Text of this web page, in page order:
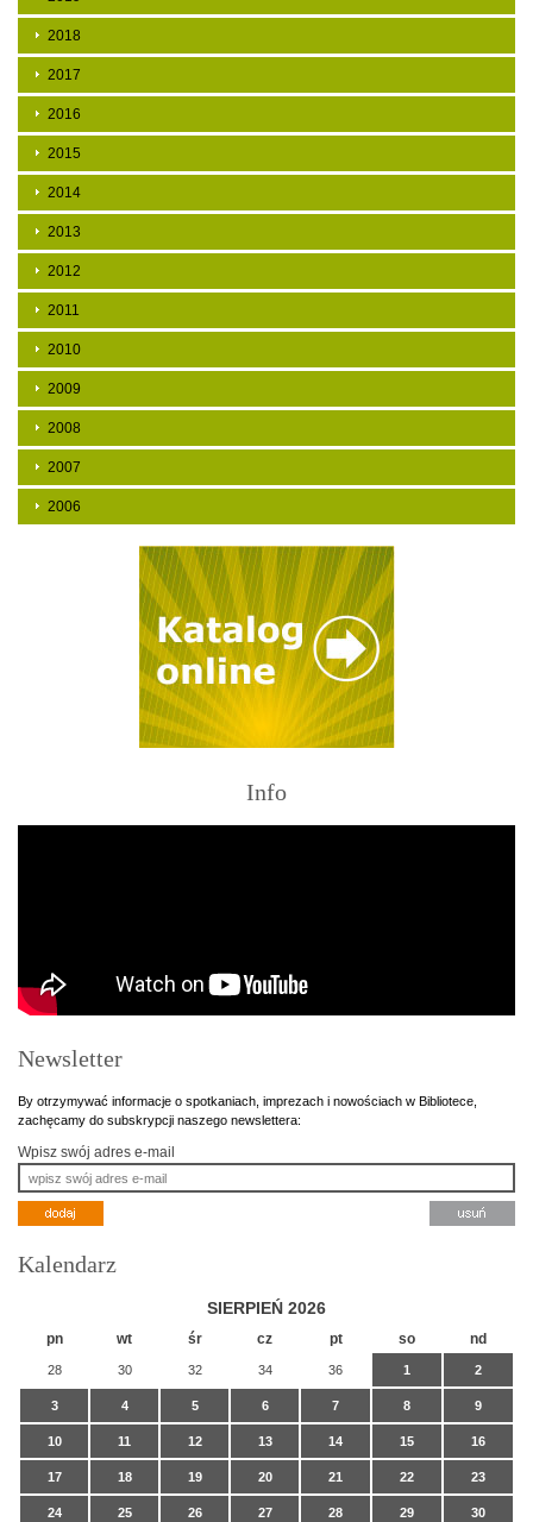
2018
2017
2016
2015
2014
2013
2012
2011
2010
2009
2008
2007
2006
Info
Newsletter
By otrzymywać informacje o spotkaniach, imprezach i nowościach w Bibliotece,
zachęcamy do subskrypcji naszego newslettera:
Wpisz swój adres e-mail
Kalendarz
SIERPIEŃ 2026
pn wt śr cz pt so nd
28 30 32 34 36 1 2
3 4 5 6 7 8 9
10 11 12 13 14 15 16
17 18 19 20 21 22 23
24 25 26 27 28 29 30